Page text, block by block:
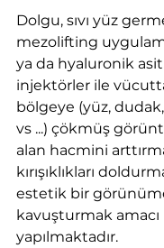
Dolgu, sıvı yüz
mezolifting
ya da hyaluronik asit
injektörler ile
bölgeye (yüz, dudak,
vs ...) çökmüş
alan hacmini
kırışıklıkları
estetik bir
kavuşturmak amacı
yapılmaktadır.